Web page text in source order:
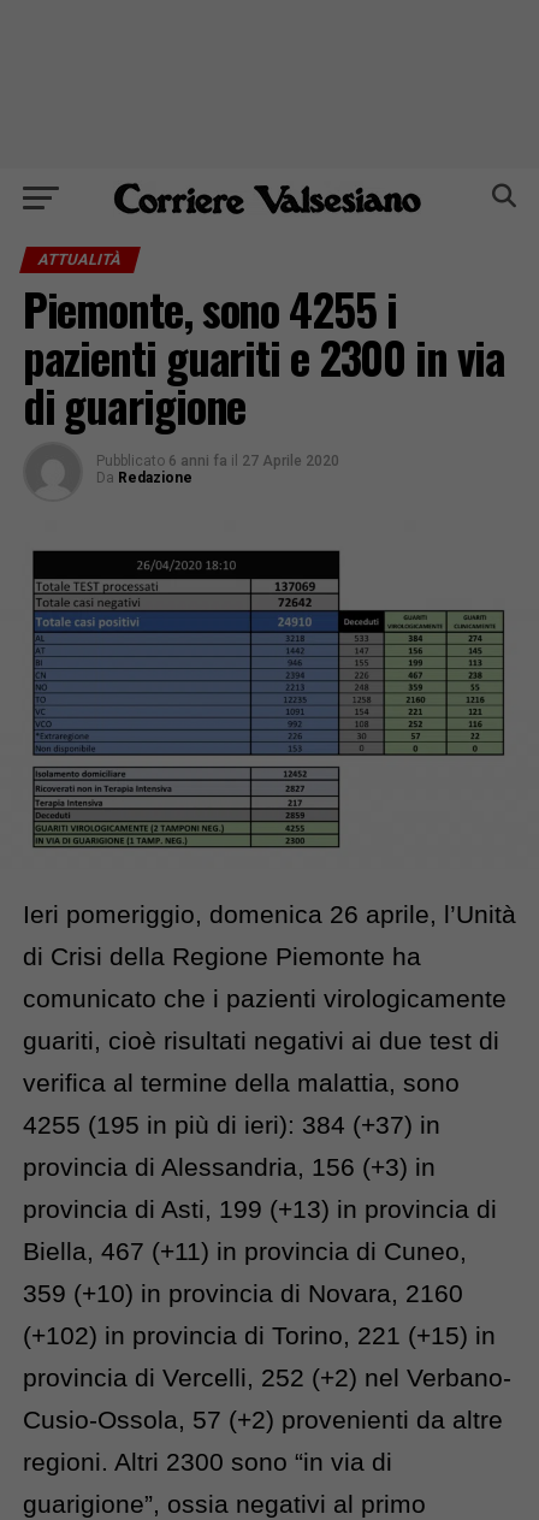
ATTUALITÀ
Piemonte, sono 4255 i
pazienti guariti e 2300 in via
di guarigione
Pubblicato 6 anni fa il 27 Aprile 2020
Da Redazione
Ieri pomeriggio, domenica 26 aprile, l’Unità
di Crisi della Regione Piemonte ha
comunicato che i pazienti virologicamente
guariti, cioè risultati negativi ai due test di
verifica al termine della malattia, sono
4255 (195 in più di ieri): 384 (+37) in
provincia di Alessandria, 156 (+3) in
provincia di Asti, 199 (+13) in provincia di
Biella, 467 (+11) in provincia di Cuneo,
359 (+10) in provincia di Novara, 2160
(+102) in provincia di Torino, 221 (+15) in
provincia di Vercelli, 252 (+2) nel Verbano-
Cusio-Ossola, 57 (+2) provenienti da altre
regioni. Altri 2300 sono “in via di
guarigione”, ossia negativi al primo